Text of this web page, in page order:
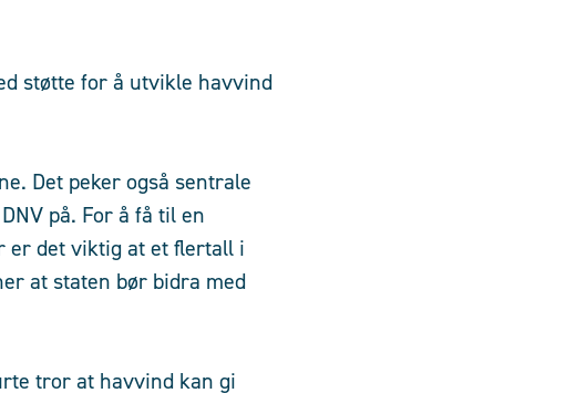
støtte for å utvikle havvind
Det peker også sentrale
på. For å få til en
er det viktig at et flertall i
at staten bør bidra med
tror at havvind kan gi